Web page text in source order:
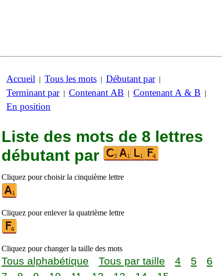
Accueil | Tous les mots | Débutant par|
Terminant par| Contenant AB | Contenant A & B |
En position
Liste des mots de 8 lettres
débutant par
Cliquez pour choisir la cinquième lettre
Cliquez pour enlever la quatrième lettre
Cliquez pour changer la taille des mots
Tous alphabétique Tous par taille 4 5
6